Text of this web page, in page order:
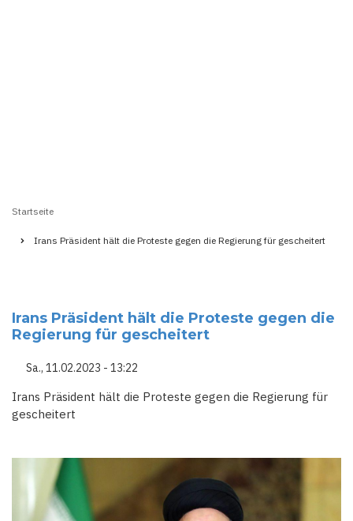
Startseite
Irans Präsident hält die Proteste gegen die Regierung für gescheitert
Irans Präsident hält die Proteste gegen die
Regierung für gescheitert
Sa., 11.02.2023 - 13:22
Irans Präsident hält die Proteste gegen die Regierung für
gescheitert